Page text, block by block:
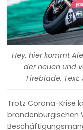
Hey, hier kommt
der neuen und
Fireblade. Text:
Trotz Corona-Krise
brandenburgischen